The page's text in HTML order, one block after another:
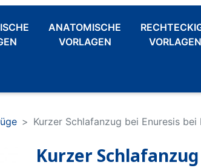
ANATOMISCHE
VORLAGEN
VORLAGEN
Kurzer Schlafanzug bei Enuresis
Kurzer